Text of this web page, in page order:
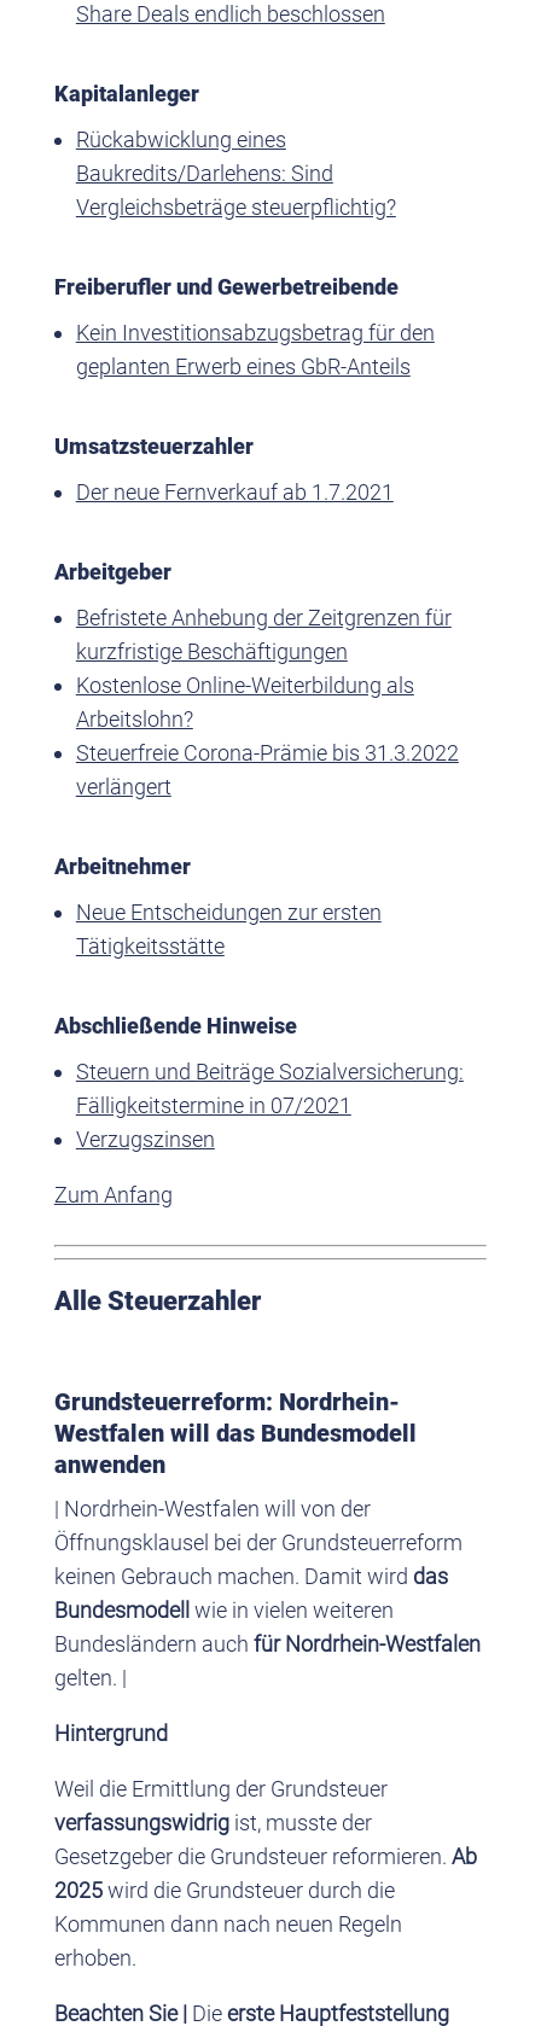
Share Deals endlich beschlossen
Kapitalanleger
Rückabwicklung eines
Baukredits/Darlehens: Sind
Vergleichsbeträge steuerpflichtig?
Freiberufler und Gewerbetreibende
Kein Investitionsabzugsbetrag für den
geplanten Erwerb eines GbR-Anteils
Umsatzsteuerzahler
Der neue Fernverkauf ab 1.7.2021
Arbeitgeber
Befristete Anhebung der Zeitgrenzen für
kurzfristige Beschäftigungen
Kostenlose Online-Weiterbildung als
Arbeitslohn?
Steuerfreie Corona-Prämie bis 31.3.2022
verlängert
Arbeitnehmer
Neue Entscheidungen zur ersten
Tätigkeitsstätte
Abschließende Hinweise
Steuern und Beiträge Sozialversicherung:
Fälligkeitstermine in 07/2021
Verzugszinsen
Zum Anfang
Alle Steuerzahler
Grundsteuerreform: Nordrhein-
Westfalen will das Bundesmodell
anwenden
| Nordrhein-Westfalen will von der
Öffnungsklausel bei der Grundsteuerreform
keinen Gebrauch machen. Damit wird das
Bundesmodell wie in vielen weiteren
Bundesländern auch für Nordrhein-Westfalen
gelten. |
Hintergrund
Weil die Ermittlung der Grundsteuer
verfassungswidrigist, musste der
Gesetzgeber die Grundsteuer reformieren. Ab
2025wird die Grundsteuer durch die
Kommunen dann nach neuen Regeln
erhoben.
Beachten Sie | Dieerste Hauptfeststellung